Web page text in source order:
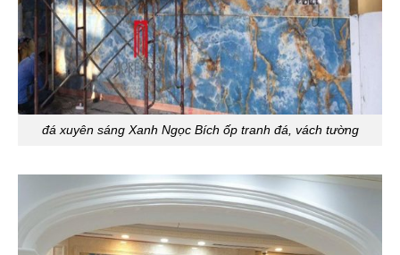
đá xuyên sáng Xanh Ngọc Bích ốp tranh đá, vách tường